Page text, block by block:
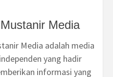
Mustanir Media
Media adalah media
independen yang hadir
informasi yang